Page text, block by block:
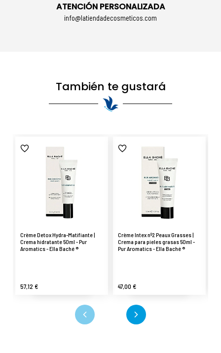
ATENCIÓN PERSONALIZADA
info@latiendadecosmeticos.com
También te gustará
Crème Detox Hydra-Matifiante |
Crema hidratante 50ml - Pur
Aromatics - Ella Baché ®
57,12 €
Crème Intex nº2 Peaux Grasses |
Crema para pieles grasas 50ml -
Pur Aromatics - Ella Baché ®
47,00 €